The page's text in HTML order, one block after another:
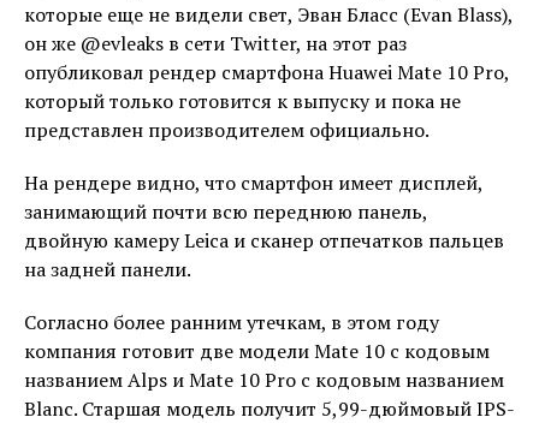
которые еще не видели свет, Эван Бласс (Evan Blass),
он же @evleaks в сети Twitter, на этот раз
опубликовал рендер смартфона Huawei Mate 10 Pro,
который только готовится к выпуску и пока не
представлен производителем официально.
На рендере видно, что смартфон имеет дисплей,
занимающий почти всю переднюю панель,
двойную камеру Leica и сканер отпечатков пальцев
на задней панели.
Согласно более ранним утечкам, в этом году
компания готовит две модели Mate 10 с кодовым
названием Alps и Mate 10 Pro с кодовым названием
Blanc. Старшая модель получит 5,99-дюймовый IPS-